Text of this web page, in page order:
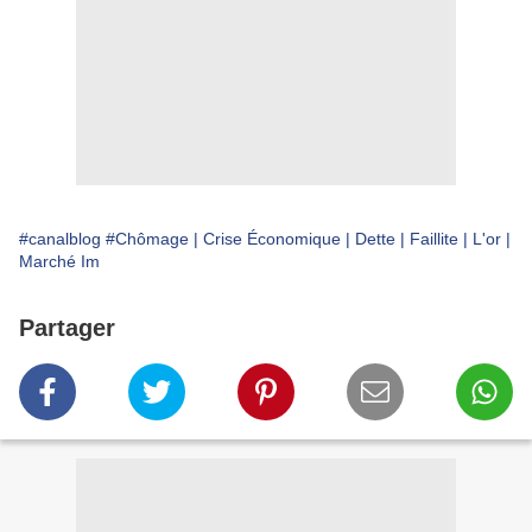
#canalblog #Chômage | Crise Économique | Dette | Faillite | L'or |
Marché Im
Partager